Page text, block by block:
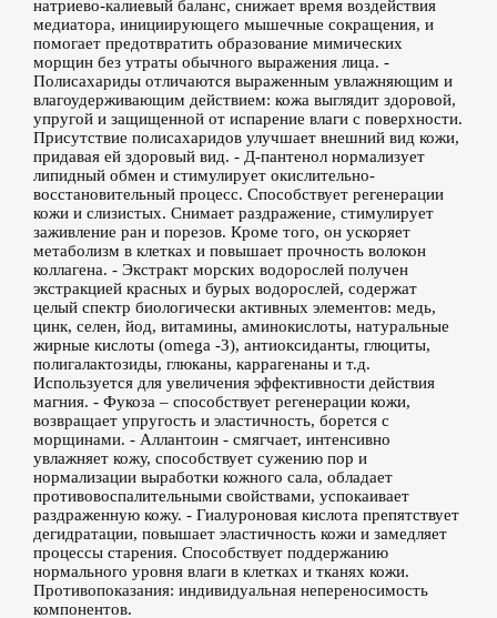
натриево-калиевый баланс, снижает время воздействия
медиатора, инициирующего мышечные сокращения, и
помогает предотвратить образование мимических
морщин без утраты обычного выражения лица. -
Полисахариды отличаются выраженным увлажняющим и
влагоудерживающим действием: кожа выглядит здоровой,
упругой и защищенной от испарение влаги с поверхности.
Присутствие полисахаридов улучшает внешний вид кожи,
придавая ей здоровый вид. - Д-пантенол нормализует
липидный обмен и стимулирует окислительно-
восстановительный процесс. Способствует регенерации
кожи и слизистых. Снимает раздражение, стимулирует
заживление ран и порезов. Кроме того, он ускоряет
метаболизм в клетках и повышает прочность волокон
коллагена. - Экстракт морских водорослей получен
экстракцией красных и бурых водорослей, содержат
целый спектр биологически активных элементов: медь,
цинк, селен, йод, витамины, аминокислоты, натуральные
жирные кислоты (omega -3), антиоксиданты, глюциты,
полигалактозиды, глюканы, каррагенаны и т.д.
Используется для увеличения эффективности действия
магния. - Фукоза – способствует регенерации кожи,
возвращает упругость и эластичность, борется с
морщинами. - Аллантоин - смягчает, интенсивно
увлажняет кожу, способствует сужению пор и
нормализации выработки кожного сала, обладает
противовоспалительными свойствами, успокаивает
раздраженную кожу. - Гиалуроновая кислота препятствует
дегидратации, повышает эластичность кожи и замедляет
процессы старения. Способствует поддержанию
нормального уровня влаги в клетках и тканях кожи.
Противопоказания: индивидуальная непереносимость
компонентов.